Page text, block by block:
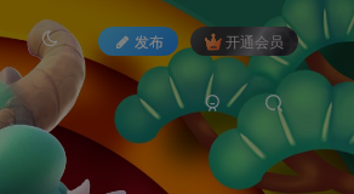
发布 开通会员